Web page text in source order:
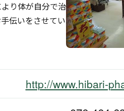
り体が自分で治
伝いをさせてい
http://www.hibari-